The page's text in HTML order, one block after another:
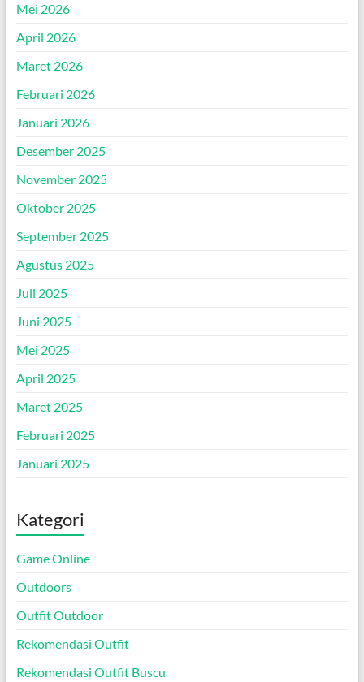
Mei 2026
April 2026
Maret 2026
Februari 2026
Januari 2026
Desember 2025
November 2025
Oktober 2025
September 2025
Agustus 2025
Juli 2025
Juni 2025
Mei 2025
April 2025
Maret 2025
Februari 2025
Januari 2025
Kategori
Game Online
Outdoors
Outfit Outdoor
Rekomendasi Outfit
Rekomendasi Outfit Buscu